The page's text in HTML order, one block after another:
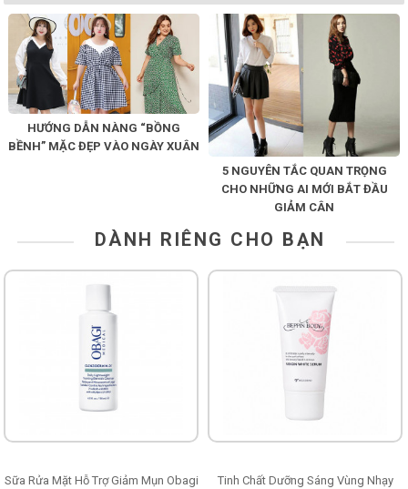
HƯỚNG DẪN NÀNG “BỒNG
BỀNH” MẶC ĐẸP VÀO NGÀY XUÂN
5 NGUYÊN TẮC QUAN TRỌNG
CHO NHỮNG AI MỚI BẮT ĐẦU
GIẢM CÂN
DÀNH RIÊNG CHO BẠN
Sữa Rửa Mặt Hỗ Trợ Giảm Mụn Obagi
Tinh Chất Dưỡng Sáng Vùng Nhạy